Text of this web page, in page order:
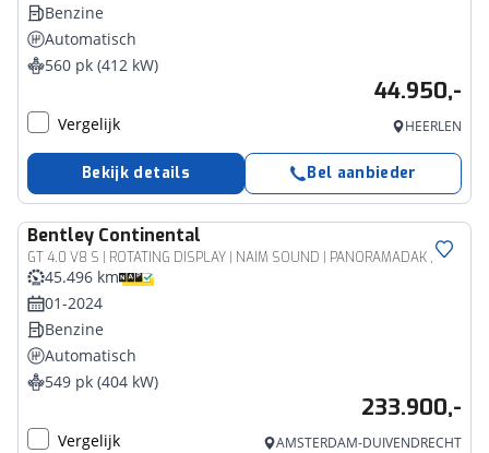
Benzine
Automatisch
560 pk (412 kW)
44.950,-
Vergelijk HEERLEN
Bekijk details Bel aanbieder
Bentley Continental
GT 4.0 V8 S | ROTATING DISPLAY | NAIM SOUND | PANORAMADAK | TOURING PAKKET | HEAD-UP | ADAPTIEVE CRUISE CONTROL | CARBON INTERIEURLIJSTEN | SOFTCLOSE | STOELMASSAGE | STOELVENTILATIE | BTW AUTO | 1E EIGENAAR |
45.496 km
01-2024
Benzine
Automatisch
549 pk (404 kW)
233.900,-
Vergelijk AMSTERDAM-DUIVENDRECHT